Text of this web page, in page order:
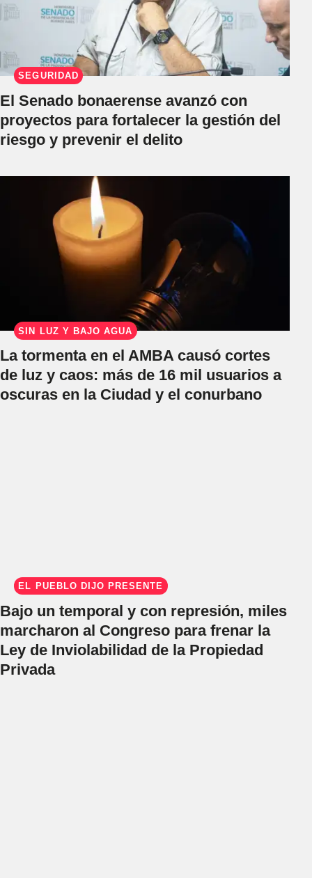
SEGURIDAD
El Senado bonaerense avanzó con
proyectos para fortalecer la gestión del
riesgo y prevenir el delito
SIN LUZ Y BAJO AGUA
La tormenta en el AMBA causó cortes
de luz y caos: más de 16 mil usuarios a
oscuras en la Ciudad y el conurbano
EL PUEBLO DIJO PRESENTE
Bajo un temporal y con represión, miles
marcharon al Congreso para frenar la
Ley de Inviolabilidad de la Propiedad
Privada